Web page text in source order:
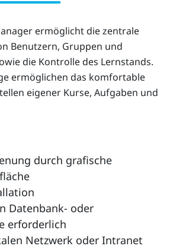
ermöglicht die zentrale
Benutzern, Gruppen und
die Kontrolle des Lernstands.
ermöglichen das komfortable
eigener Kurse, Aufgaben und
durch grafische
Datenbank- oder
erforderlich
Netzwerk oder Intranet